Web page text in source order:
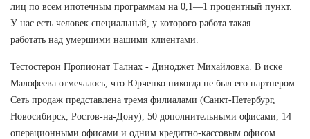
лиц по всем ипотечным программам на 0,1—1 процентный пункт.
У нас есть человек специальный, у которого работа такая —
работать над умершими нашими клиентами.
Тестостерон Пропионат Талнах - Диноджет Михайловка. В иске
Малофеева отмечалось, что Юрченко никогда не был его партнером.
Сеть продаж представлена тремя филиалами (Санкт-Петербург,
Новосибирск, Ростов-на-Дону), 50 дополнительными офисами, 14
операционными офисами и одним кредитно-кассовым офисом